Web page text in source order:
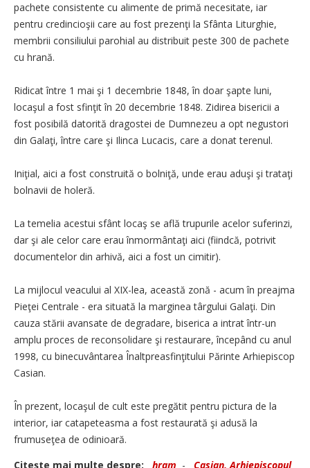
pachete consistente cu alimente de primă necesitate, iar
pentru credincioşii care au fost prezenţi la Sfânta Liturghie,
membrii consiliului parohial au distribuit peste 300 de pachete
cu hrană.
Ridicat între 1 mai şi 1 decembrie 1848, în doar şapte luni,
locaşul a fost sfinţit în 20 decembrie 1848. Zidirea bisericii a
fost posibilă datorită dragostei de Dumnezeu a opt negustori
din Galaţi, între care şi Ilinca Lucacis, care a donat terenul.
Iniţial, aici a fost construită o bolniţă, unde erau aduşi şi trataţi
bolnavii de holeră.
La temelia acestui sfânt locaş se află trupurile acelor suferinzi,
dar şi ale celor care erau înmormântaţi aici (fiindcă, potrivit
documentelor din arhivă, aici a fost un cimitir).
La mijlocul veacului al XIX-lea, această zonă - acum în preajma
Pieţei Centrale - era situată la marginea târgului Galaţi. Din
cauza stării avansate de degradare, biserica a intrat într-un
amplu proces de reconsolidare şi restaurare, începând cu anul
1998, cu binecuvântarea Înaltpreasfinţitului Părinte Arhiepiscop
Casian.
În prezent, locaşul de cult este pregătit pentru pictura de la
interior, iar catapeteasma a fost restaurată şi adusă la
frumuseţea de odinioară.
Citeşte mai multe despre:
hram - Casian, Arhiepiscopul